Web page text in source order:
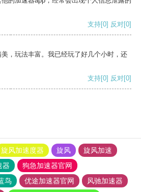
支持[0] 反对[0]
，玩法丰富。我已经玩了好几个小时，还
支持[0] 反对[0]
旋风加速度器 旋风
旋风加速
器
狗急加速器官网
鸟 优途加速器官网 风驰加速器